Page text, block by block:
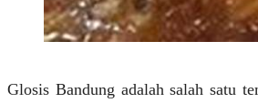
Glosis Bandung adalah salah satu